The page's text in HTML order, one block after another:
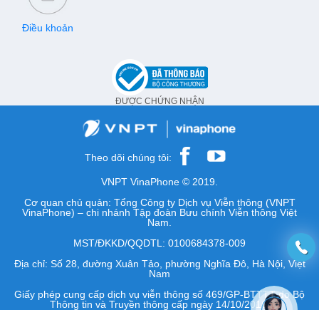
Điều khoản
ĐƯỢC CHỨNG NHẬN
Theo dõi chúng tôi:
VNPT VinaPhone © 2019.
Cơ quan chủ quản: Tổng Công ty Dịch vụ Viễn thông (VNPT
VinaPhone) – chi nhánh Tập đoàn Bưu chính Viễn thông Việt
Nam.
MST/ĐKKD/QQDTL: 0100684378-009
Địa chỉ: Số 28, đường Xuân Tảo, phường Nghĩa Đô, Hà Nội, Việt
Nam
Giấy phép cung cấp dịch vụ viễn thông số 469/GP-BTTTT do Bộ
Thông tin và Truyền thông cấp ngày 14/10/2016.